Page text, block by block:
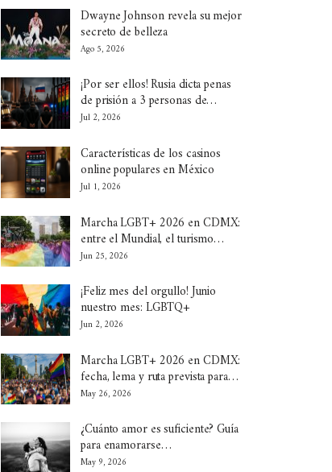
Dwayne Johnson revela su mejor
secreto de belleza
Ago 5, 2026
¡Por ser ellos! Rusia dicta penas
de prisión a 3 personas de…
Jul 2, 2026
Características de los casinos
online populares en México
Jul 1, 2026
Marcha LGBT+ 2026 en CDMX:
entre el Mundial, el turismo…
Jun 25, 2026
¡Feliz mes del orgullo! Junio
nuestro mes: LGBTQ+
Jun 2, 2026
Marcha LGBT+ 2026 en CDMX:
fecha, lema y ruta prevista para…
May 26, 2026
¿Cuánto amor es suficiente? Guía
para enamorarse…
May 9, 2026